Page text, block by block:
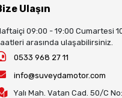
Ulaşın
09:00 - 19:00 Cumartesi
arasında ulaşabilirsiniz.
0533 968 27 11
info@suveydamotor.com
Yalı Mah. Vatan Cad. 50/C